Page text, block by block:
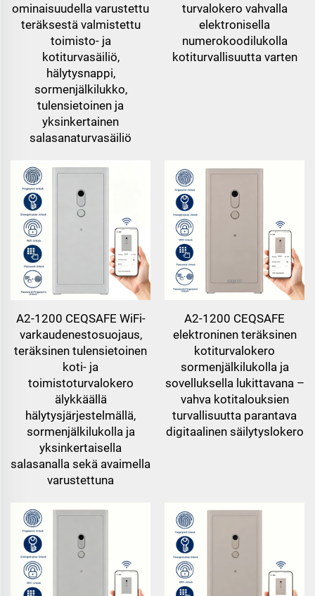
ominaisuudella varustettu
teräksestä valmistettu
toimisto- ja
kotiturvasäiliö,
hälytysnappi,
sormenjälkilukko,
tulensietoinen ja
yksinkertainen
salasanaturvasäiliö
turvalokero vahvalla
elektronisella
numerokoodilukolla
kotiturvallisuutta varten
A2-1200 CEQSAFE WiFi-
varkaudenestosuojaus,
teräksinen tulensietoinen
koti- ja
toimistoturvalokero
älykkäällä
hälytysjärjestelmällä,
sormenjälkilukolla ja
yksinkertaisella
salasanalla sekä avaimella
varustettuna
A2-1200 CEQSAFE
elektroninen teräksinen
kotiturvalokero
sormenjälkilukolla ja
sovelluksella lukittavana –
vahva kotitalouksien
turvallisuutta parantava
digitaalinen säilytyslokero